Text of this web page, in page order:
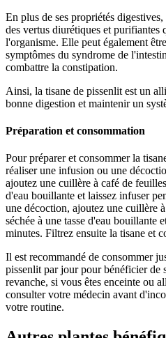
En plus de ses propriétés
des vertus diurétiques et
l'organisme. Elle peut également
symptômes du syndrome de
combattre la constipation.
Ainsi, la tisane de pissenlit est un
bonne digestion et maintenir un
Préparation et consommation
Pour préparer et consommer la
réaliser une infusion ou une
ajoutez une cuillère à café de
d'eau bouillante et laissez infuser
une décoction, ajoutez une cuillère
séchée à une tasse d'eau bouillante
minutes. Filtrez ensuite la tisane et
Il est recommandé de consommer
pissenlit par jour pour bénéficier de
revanche, si vous êtes enceinte ou
consulter votre médecin avant
votre routine.